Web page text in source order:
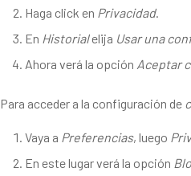
Haga click en Privacidad.
En Historialelija Usar una
Ahora verá la opción Aceptar
Para acceder a la configuración de
Vaya a Preferencias, luego
En este lugar verá la opción